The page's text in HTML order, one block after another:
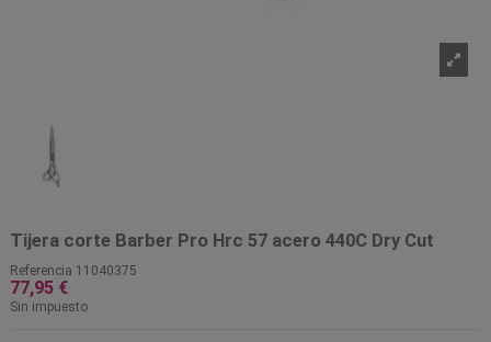
Tijera corte Barber Pro Hrc 57 acero 440C Dry Cut
Referencia 11040375
77,95 €
Sin impuesto